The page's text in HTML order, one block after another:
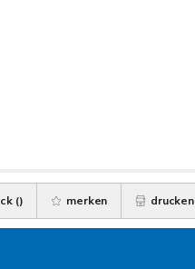
() merken drucken